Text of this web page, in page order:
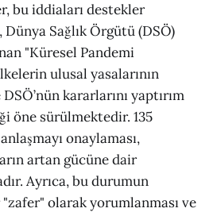
bu iddiaları destekler
Sağlık Örgütü (DSÖ)
"Küresel Pandemi
ulusal yasalarının
kararlarını yaptırım
öne sürülmektedir. 135
onaylaması,
artan gücüne dair
Ayrıca, bu durumun
olarak yorumlanması ve